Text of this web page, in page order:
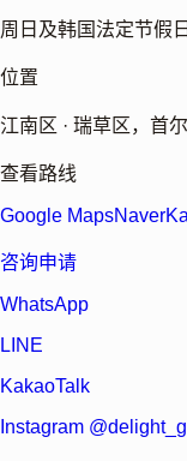
周日及韩国法定节假
位置
江南区 · 瑞草区，首尔
查看路线
Google MapsNaver
咨询申请
WhatsApp
LINE
KakaoTalk
Instagram